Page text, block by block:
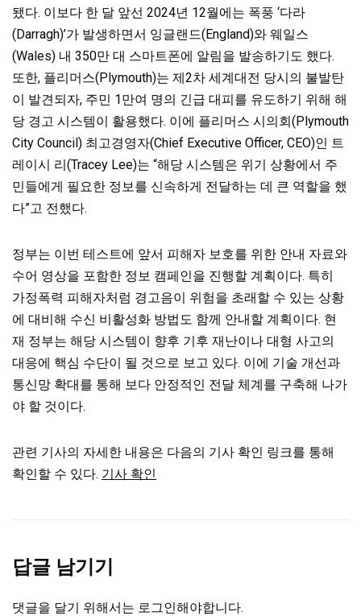
됐다. 이보다 한 달 앞선 2024년 12월에는 폭풍 ‘다라
(Darragh)’가 발생하면서 잉글랜드(England)와 웨일스
(Wales) 내 350만 대 스마트폰에 알림을 발송하기도 했다.
또한, 플리머스(Plymouth)는 제2차 세계대전 당시의 불발탄
이 발견되자, 주민 1만여 명의 긴급 대피를 유도하기 위해 해
당 경고 시스템이 활용했다. 이에 플리머스 시의회(Plymouth
City Council) 최고경영자(Chief Executive Officer, CEO)인 트
레이시 리(Tracey Lee)는 “해당 시스템은 위기 상황에서 주
민들에게 필요한 정보를 신속하게 전달하는 데 큰 역할을 했
다”고 전했다.
정부는 이번 테스트에 앞서 피해자 보호를 위한 안내 자료와
수어 영상을 포함한 정보 캠페인을 진행할 계획이다. 특히
가정폭력 피해자처럼 경고음이 위험을 초래할 수 있는 상황
에 대비해 수신 비활성화 방법도 함께 안내할 계획이다. 현
재 정부는 해당 시스템이 향후 기후 재난이나 대형 사고의
대응에 핵심 수단이 될 것으로 보고 있다. 이에 기술 개선과
통신망 확대를 통해 보다 안정적인 전달 체계를 구축해 나가
야 할 것이다.
관련 기사의 자세한 내용은 다음의 기사 확인 링크를 통해
확인할 수 있다. 기사 확인
답글 남기기
댓글을 달기 위해서는 로그인해야합니다.